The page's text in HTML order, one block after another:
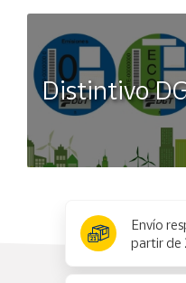
Distintivo
Envío
partir de